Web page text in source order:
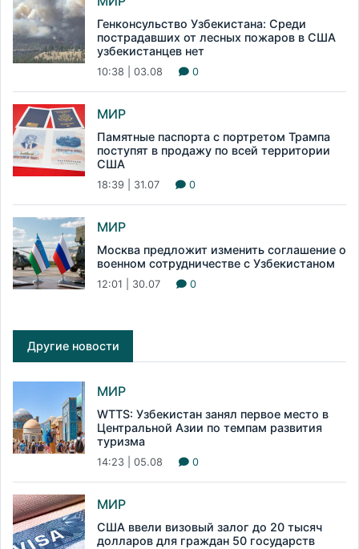
Генконсульство Узбекистана: Среди
пострадавших от лесных пожаров в США
узбекистанцев нет
10:38 | 03.08 0
МИР
Памятные паспорта с портретом Трампа
поступят в продажу по всей территории
США
18:39 | 31.07 0
МИР
Москва предложит изменить соглашение о
военном сотрудничестве с Узбекистаном
12:01 | 30.07 0
Другие новости
МИР
WTTS: Узбекистан занял первое место в
Центральной Азии по темпам развития
туризма
14:23 | 05.08 0
МИР
США ввели визовый залог до 20 тысяч
долларов для граждан 50 государств